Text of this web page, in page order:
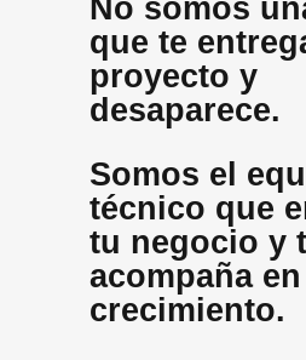
No somos
que te
proyecto y
desaparece.
Somos el
técnico que
tu negocio y
acompaña
crecimiento.